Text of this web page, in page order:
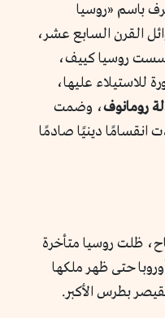
باسم «روسيا
القرن السابع عشر،
روسيا كييف،
للاستيلاء عليها،
رومانوف، وضمت
انقسامًا دينيًا صادمًا
ظلت روسيا متأخرة
حتى ظهر ملكها